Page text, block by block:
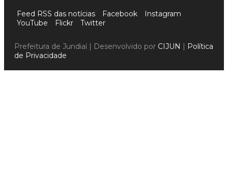
Feed RSS das notícias Facebook
Instagram
YouTube
Flickr Twitter
Prefeitura de Jundiaí | Desenvolvido por CIJUN | Política
de Privacidade